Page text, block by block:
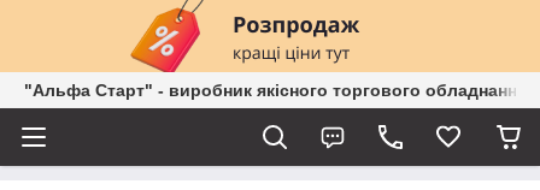
"Альфа Старт" - виробник якісного торгового обладнання